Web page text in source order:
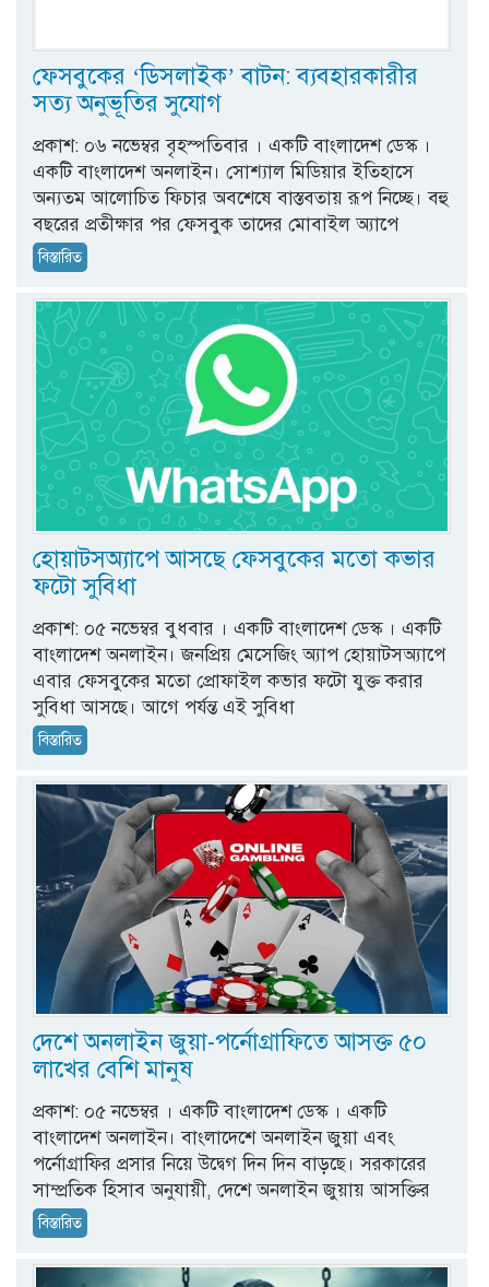
ফেসবুকের ‘ডিসলাইক’ বাটন: ব্যবহারকারীর
সত্য অনুভূতির সুযোগ
প্রকাশ: ০৬ নভেম্বর বৃহস্পতিবার । একটি বাংলাদেশ ডেস্ক ।
একটি বাংলাদেশ অনলাইন। সোশ্যাল মিডিয়ার ইতিহাসে
অন্যতম আলোচিত ফিচার অবশেষে বাস্তবতায় রূপ নিচ্ছে। বহু
বছরের প্রতীক্ষার পর ফেসবুক তাদের মোবাইল অ্যাপে
বিস্তারিত
হোয়াটসঅ্যাপে আসছে ফেসবুকের মতো কভার
ফটো সুবিধা
প্রকাশ: ০৫ নভেম্বর বুধবার । একটি বাংলাদেশ ডেস্ক । একটি
বাংলাদেশ অনলাইন। জনপ্রিয় মেসেজিং অ্যাপ হোয়াটসঅ্যাপে
এবার ফেসবুকের মতো প্রোফাইল কভার ফটো যুক্ত করার
সুবিধা আসছে। আগে পর্যন্ত এই সুবিধা
বিস্তারিত
দেশে অনলাইন জুয়া-পর্নোগ্রাফিতে আসক্ত ৫০
লাখের বেশি মানুষ
প্রকাশ: ০৫ নভেম্বর । একটি বাংলাদেশ ডেস্ক । একটি
বাংলাদেশ অনলাইন। বাংলাদেশে অনলাইন জুয়া এবং
পর্নোগ্রাফির প্রসার নিয়ে উদ্বেগ দিন দিন বাড়ছে। সরকারের
সাম্প্রতিক হিসাব অনুযায়ী, দেশে অনলাইন জুয়ায় আসক্তির
বিস্তারিত